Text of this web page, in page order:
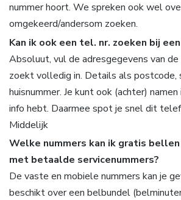
nummer hoort. We spreken ook wel
omgekeerd/andersom zoeken.
Kan ik ook een tel. nr. zoeken bij
Absoluut, vul de adresgegevens van de
zoekt volledig in. Details als postcode,
huisnummer. Je kunt ook (achter)
info hebt. Daarmee spot je snel dit
Middelijk
Welke nummers kan ik gratis
met betaalde servicenummers?
De vaste en mobiele nummers kan je
beschikt over een belbundel